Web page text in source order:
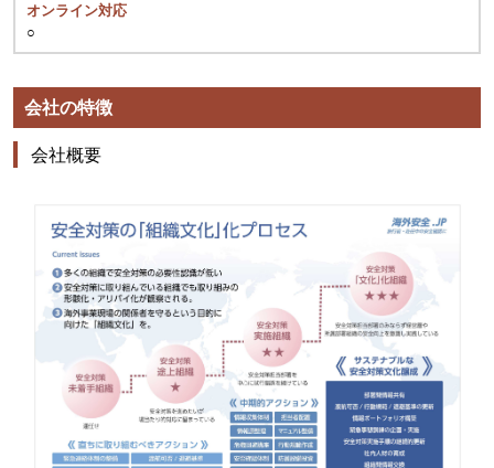
オンライン対応
○
会社の特徴
会社概要